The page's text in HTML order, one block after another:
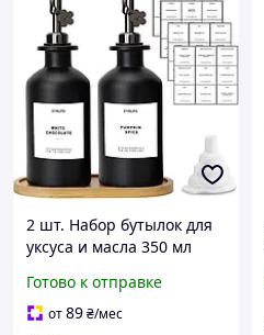
2 шт. Набор бутылок для
уксуса и масла 350 мл
бутылочки с деревянной
подставкой+этикетки
Готово к отправке
от89₴/мес